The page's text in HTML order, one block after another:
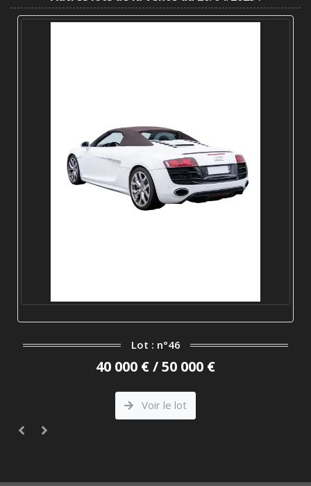
Lot : n°46
40 000 € / 50 000 €
Voir le lot